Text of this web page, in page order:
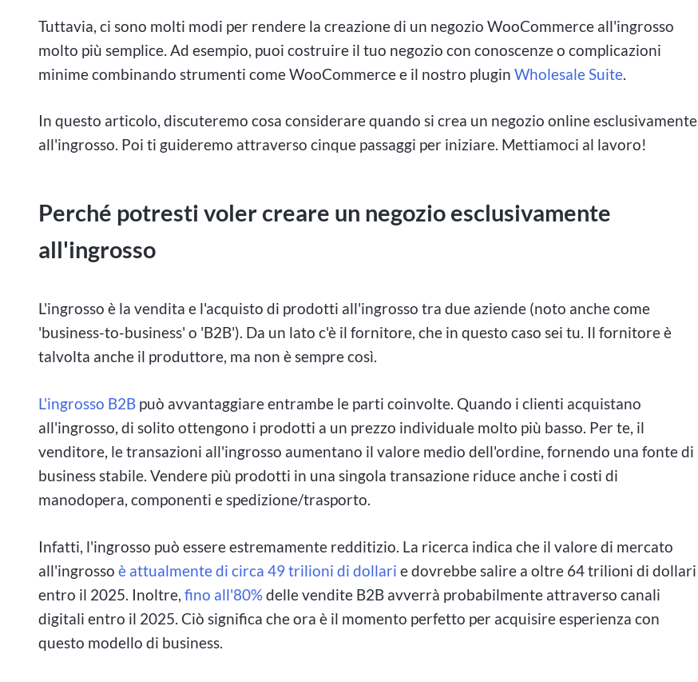
Tuttavia, ci sono molti modi per rendere la creazione di un negozio WooCommerce all'ingrosso
molto più semplice. Ad esempio, puoi costruire il tuo negozio con conoscenze o complicazioni
minime combinando strumenti come WooCommerce e il nostro plugin Wholesale Suite.
In questo articolo, discuteremo cosa considerare quando si crea un negozio online esclusivamente
all'ingrosso. Poi ti guideremo attraverso cinque passaggi per iniziare. Mettiamoci al lavoro!
Perché potresti voler creare un negozio esclusivamente
all'ingrosso
L'ingrosso è la vendita e l'acquisto di prodotti all'ingrosso tra due aziende (noto anche come
'business-to-business' o 'B2B'). Da un lato c'è il fornitore, che in questo caso sei tu. Il fornitore è
talvolta anche il produttore, ma non è sempre così.
L'ingrosso B2B può avvantaggiare entrambe le parti coinvolte. Quando i clienti acquistano
all'ingrosso, di solito ottengono i prodotti a un prezzo individuale molto più basso. Per te, il
venditore, le transazioni all'ingrosso aumentano il valore medio dell'ordine, fornendo una fonte di
business stabile. Vendere più prodotti in una singola transazione riduce anche i costi di
manodopera, componenti e spedizione/trasporto.
Infatti, l'ingrosso può essere estremamente redditizio. La ricerca indica che il valore di mercato
all'ingrosso è attualmente di circa 49 trilioni di dollari e dovrebbe salire a oltre 64 trilioni di dollari
entro il 2025. Inoltre, fino all'80%delle vendite B2B avverrà probabilmente attraverso canali
digitali entro il 2025. Ciò significa che ora è il momento perfetto per acquisire esperienza con
questo modello di business.